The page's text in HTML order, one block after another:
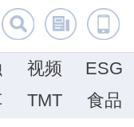
视频
ESG
TMT 食品